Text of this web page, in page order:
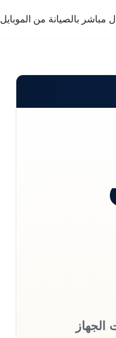
مباشر بالصيانة من الموبايل
الجهاز